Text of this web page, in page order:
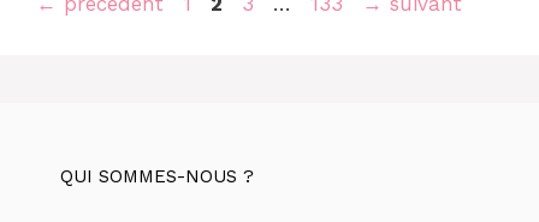
QUI SOMMES-NOUS ?